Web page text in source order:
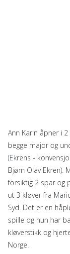
Ann Karin åpner i
begge major og
(Ekrens -
Bjørn Olav Ekren).
forsiktig 2 spar og
ut 3 kløver fra
Syd. Det er en
spille og hun har
kløverstikk og
Norge.